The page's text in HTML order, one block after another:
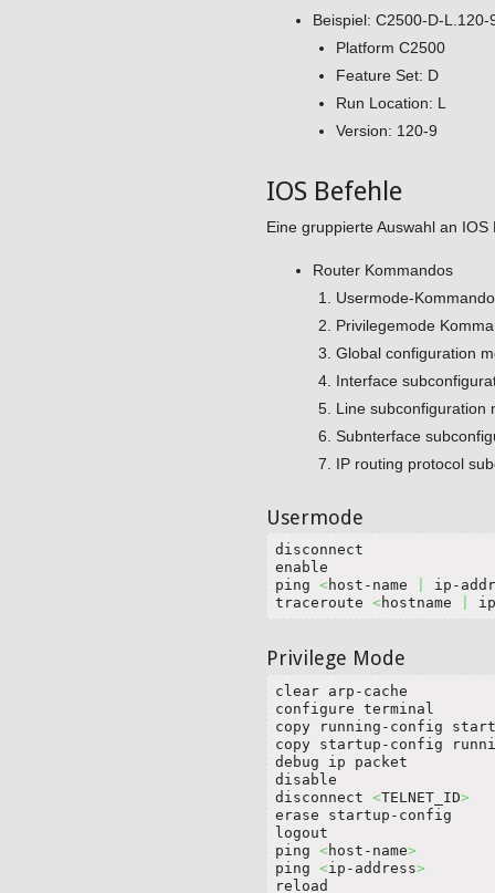
Beispiel: C2500-D-L.120-
Platform C2500
Feature Set: D
Run Location: L
Version: 120-9
IOS Befehle
Eine gruppierte Auswahl an IOS
Router Kommandos
Usermode-
Privilegemode
Global configuration
Interface
Line subconfiguration
Subnterface
IP routing protocol
Usermode
enable
ping <host-name
ip-
traceroute <hostname
Privilege Mode
clear
configure
copy running-config
copy startup-config
debug ip packet
disconnect <TELNET_ID>
erase
ping <host-name>
ping <ip-address>